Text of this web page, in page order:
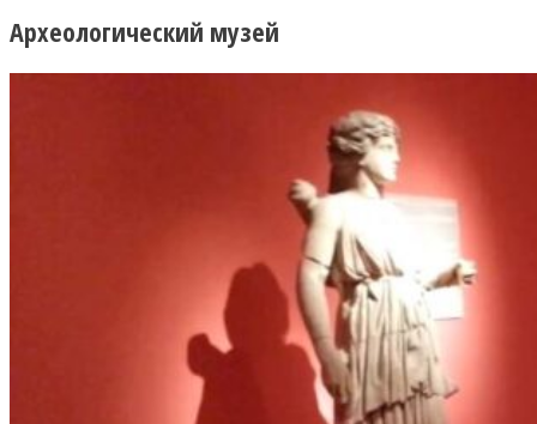
Археологический музей